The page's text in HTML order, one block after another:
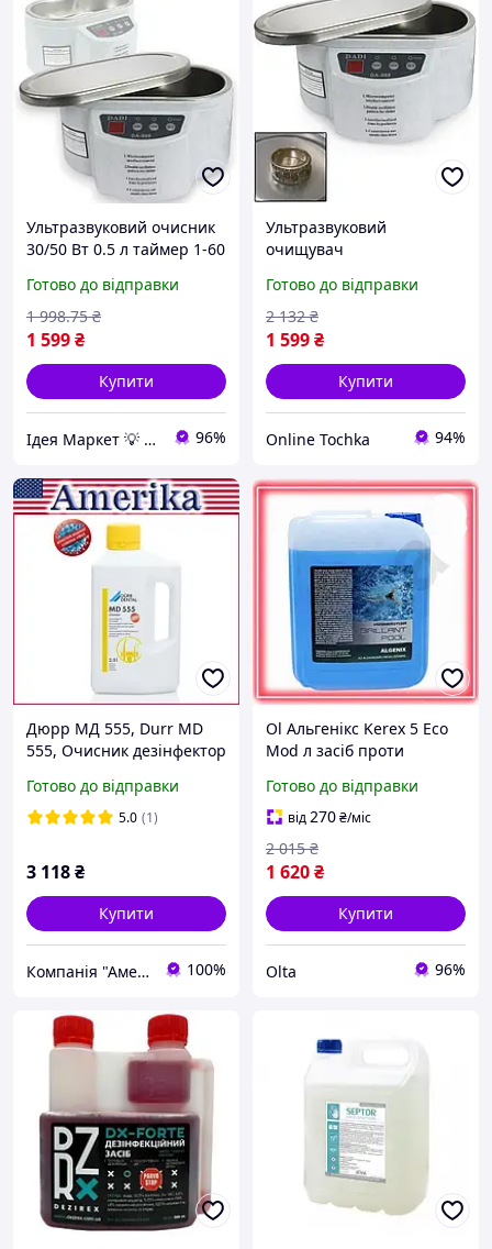
Ультразвуковий очисник
30/50 Вт 0.5 л таймер 1-60
ультразвуковий
дезінфектор для
очищення
Готово до відправки
1 599₴
1 998.75 ₴
Купити
Ідея Маркет 💡 Інтернет-магазин корисних ідей 96%
Ультразвуковий
очищувач
очищувач,50Вт,
Дезинфектор 0.5л Mar-Pol
M90070
Готово до відправки
1 599₴
2 132 ₴
Купити
Online Tochka 94%
Дюрр МД 555, Durr MD
555, Очисник дезінфектор
(Концентрат 2,5 л)
Готово до відправки
5.0 (1)
3 118₴
Купити
Компанія "Америка" 100%
Ol Альгенікс Kerex 5 Eco
Mod л засіб проти
альгіцид дезінфектор для
води TOP22-G
Готово до відправки
від270₴/міс
1 620₴
2 015 ₴
Купити
Olta 96%